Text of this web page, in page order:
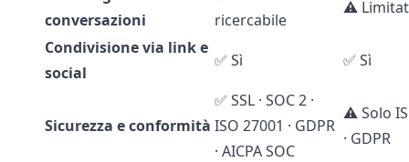
conversazioni
ricercabile
⚠️
Condivisione via link e
social
✅ Sì ✅ Sì
Sicurezza e conformità
✅ SSL · SOC 2 ·
ISO 27001 · GDPR
· AICPA SOC
⚠️ Solo
· GDPR